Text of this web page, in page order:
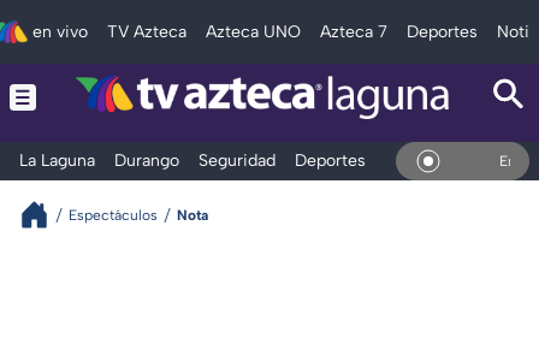
en vivo TV Azteca Azteca UNO Azteca 7 Deportes
La Laguna Durango Seguridad Deportes EntretenimientoEn Vivo
Espectáculos Nota